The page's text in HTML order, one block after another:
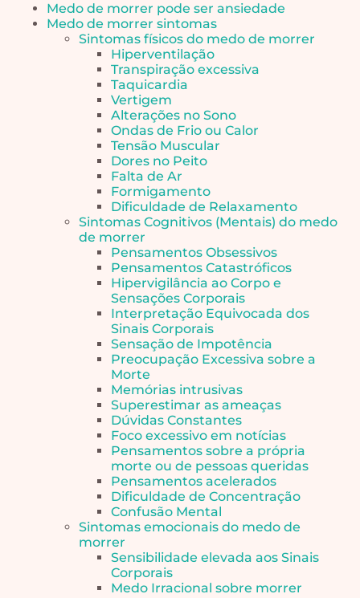
Medo de morrer pode ser ansiedade
Medo de morrer sintomas
Sintomas físicos do medo de morrer
Hiperventilação
Transpiração excessiva
Taquicardia
Vertigem
Alterações no Sono
Ondas de Frio ou Calor
Tensão Muscular
Dores no Peito
Falta de Ar
Formigamento
Dificuldade de Relaxamento
Sintomas Cognitivos (Mentais) do medo
de morrer
Pensamentos Obsessivos
Pensamentos Catastróficos
Hipervigilância ao Corpo e
Sensações Corporais
Interpretação Equivocada dos
Sinais Corporais
Sensação de Impotência
Preocupação Excessiva sobre a
Morte
Memórias intrusivas
Superestimar as ameaças
Dúvidas Constantes
Foco excessivo em notícias
Pensamentos sobre a própria
morte ou de pessoas queridas
Pensamentos acelerados
Dificuldade de Concentração
Confusão Mental
Sintomas emocionais do medo de
morrer
Sensibilidade elevada aos Sinais
Corporais
Medo Irracional sobre morrer